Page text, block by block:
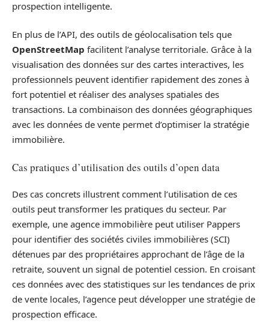
prospection intelligente.
En plus de l’API, des outils de géolocalisation tels que
OpenStreetMap facilitent l’analyse territoriale. Grâce à la
visualisation des données sur des cartes interactives, les
professionnels peuvent identifier rapidement des zones à
fort potentiel et réaliser des analyses spatiales des
transactions. La combinaison des données géographiques
avec les données de vente permet d’optimiser la stratégie
immobilière.
Cas pratiques d’utilisation des outils d’open data
Des cas concrets illustrent comment l’utilisation de ces
outils peut transformer les pratiques du secteur. Par
exemple, une agence immobilière peut utiliser Pappers
pour identifier des sociétés civiles immobilières (SCI)
détenues par des propriétaires approchant de l’âge de la
retraite, souvent un signal de potentiel cession. En croisant
ces données avec des statistiques sur les tendances de prix
de vente locales, l’agence peut développer une stratégie de
prospection efficace.